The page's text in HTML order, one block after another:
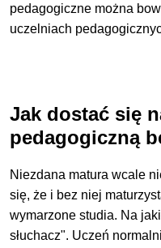
pedagogiczne można
uczelniach
Jak dostać się
pedagogiczną
Niezdana matura wcale
się, że i bez niej
wymarzone studia. Na
słuchacz". Uczeń